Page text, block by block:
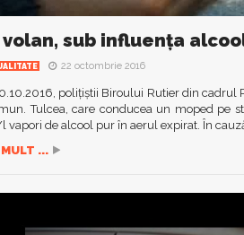
volan, sub influența
22 octombrie 2016
polițiștii Biroului Rutier din cadrul
Tulcea, care conducea un moped pe
vapori de alcool pur în aerul expirat. În
...